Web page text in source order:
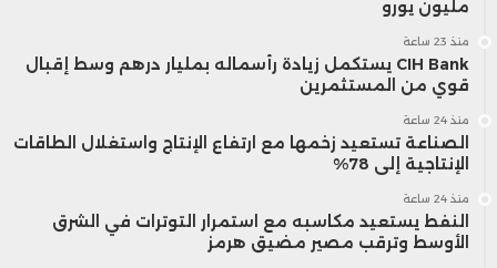
مليون يورو
منذ 23 ساعة
CIH Bank يستكمل زيادة رأسماله بمليار درهم وسط إقبال
قوي من المستثمرين
منذ 24 ساعة
الصناعة تستعيد زخمها مع ارتفاع الإنتاج واستغلال الطاقات
الإنتاجية إلى 78%
منذ 24 ساعة
النفط يستعيد مكاسبه مع استمرار التوترات في الشرق
الأوسط وترقب مصير مضيق هرمز